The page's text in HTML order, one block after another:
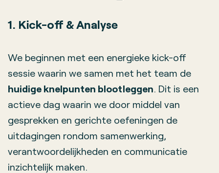
1. Kick-off & Analyse
We beginnen met een energieke kick-off
sessie waarin we samen met het team de
huidige knelpunten blootleggen. Dit is een
actieve dag waarin we door middel van
gesprekken en gerichte oefeningen de
uitdagingen rondom samenwerking,
verantwoordelijkheden en communicatie
inzichtelijk maken.